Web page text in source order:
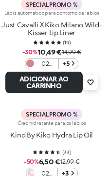
SPECIAL PROMO %
Lápis automático para contorno de lábios
Just Cavalli X Kiko Milano Wild-
Kisser Lip Liner
(19)
-30%10,49 €14,99 €
02
Desert
Tribe
+5
ADICIONAR AO
CARRINHO
SPECIAL PROMO %
Óleo hidratante para os lábios
Kind By Kiko Hydra Lip Oil
(33)
-50%6,50 €12,99 €
02
+3